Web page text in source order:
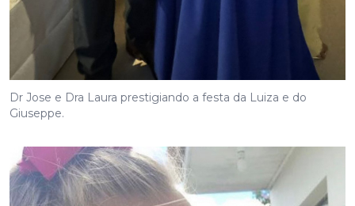
Dr Jose e Dra Laura prestigiando a festa da Luiza e do
Giuseppe.